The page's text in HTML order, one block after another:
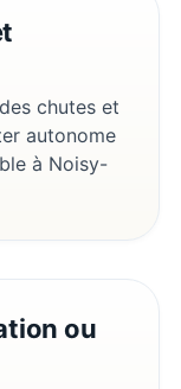
chutes et
autonome
à Noisy-
ou